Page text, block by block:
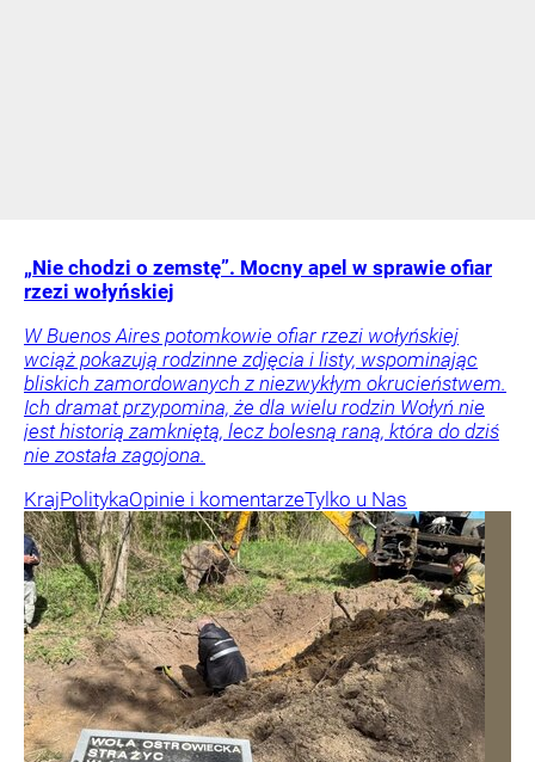
„Nie chodzi o zemstę”. Mocny apel w sprawie ofiar
rzezi wołyńskiej
W Buenos Aires potomkowie ofiar rzezi wołyńskiej
wciąż pokazują rodzinne zdjęcia i listy, wspominając
bliskich zamordowanych z niezwykłym okrucieństwem.
Ich dramat przypomina, że dla wielu rodzin Wołyń nie
jest historią zamkniętą, lecz bolesną raną, która do dziś
nie została zagojona.
KrajPolitykaOpinie i komentarzeTylko u Nas